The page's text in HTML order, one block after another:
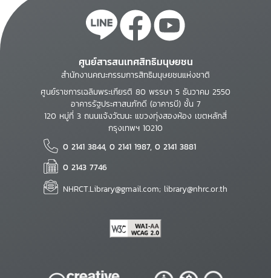
ศูนย์สารสนเทศสิทธิมนุษยชน
สำนักงานคณะกรรมการสิทธิมนุษยชนแห่งชาติ
ศูนย์ราชการเฉลิมพระเกียรติ 80 พรรษา 5 ธันวาคม 2550
อาคารรัฐประศาสนภักดี (อาคารบี) ชั้น 7
120 หมู่ที่ 3 ถนนแจ้งวัฒนะ แขวงทุ่งสองห้อง เขตหลักสี่
กรุงเทพฯ 10210
0 2141 3844, 0 2141 1987, 0 2141 3881
0 2143 7746
NHRCT.Library@gmail.com; library@nhrc.or.th